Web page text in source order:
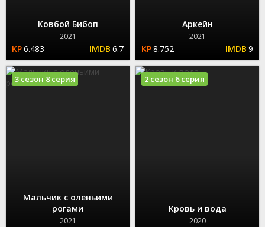
Ковбой Бибоп
2021
6.483 6.7
Аркейн
2021
8.752 9
Мальчик с оленьими
рогами
2021
3 сезон 8 серия
Кровь и вода
2020
2 сезон 6 серия